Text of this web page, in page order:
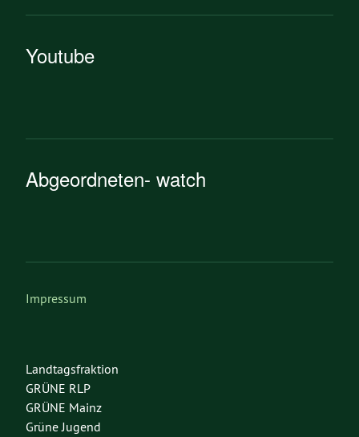
Youtube
Abgeordneten- watch
Impressum
Landtagsfraktion
GRÜNE RLP
GRÜNE Mainz
Grüne Jugend